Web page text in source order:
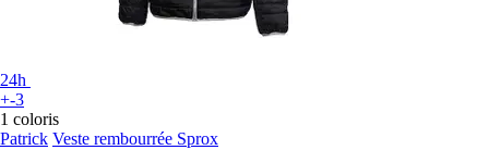
24h
+-3
1 coloris
Patrick Veste rembourrée Sprox